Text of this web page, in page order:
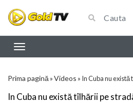
Prima pagină »Videos » In Cuba nu
In Cuba nu există tîlhării pe